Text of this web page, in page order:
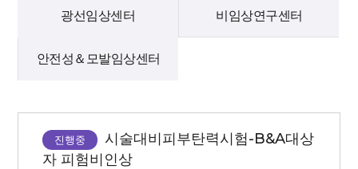
광선임상센터 비임상연구센터
안전성＆모발임상센터
진행중
시술대비피부탄력시험-B&A대상
자 피험비인상